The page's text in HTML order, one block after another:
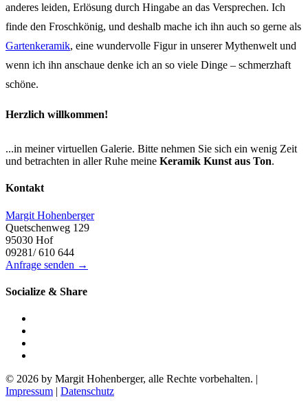
anderes leiden, Erlösung durch Hingabe an das Versprechen. Ich
finde den Froschkönig, und deshalb mache ich ihn auch so gerne als
Gartenkeramik, eine wundervolle Figur in unserer Mythenwelt und
wenn ich ihn anschaue denke ich an so viele Dinge – schmerzhaft
schöne.
Herzlich willkommen!
...in meiner virtuellen Galerie. Bitte nehmen Sie sich ein wenig Zeit
und betrachten in aller Ruhe meine Keramik Kunst aus Ton.
Kontakt
Margit Hohenberger
Quetschenweg 129
95030 Hof
09281/ 610 644
Anfrage senden →
Socialize & Share
© 2026 by Margit Hohenberger, alle Rechte vorbehalten. |
Impressum | Datenschutz